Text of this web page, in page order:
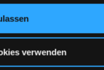
verwenden
- 11:46
Juli 2026 - 16:27